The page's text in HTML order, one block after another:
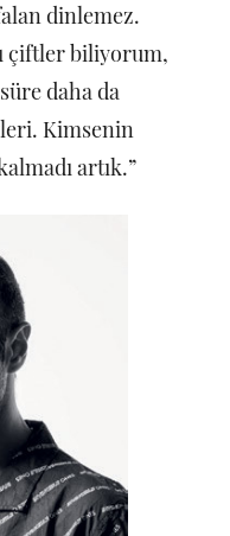
dinlemez.
çiftler biliyorum,
daha da
Kimsenin
artık.”